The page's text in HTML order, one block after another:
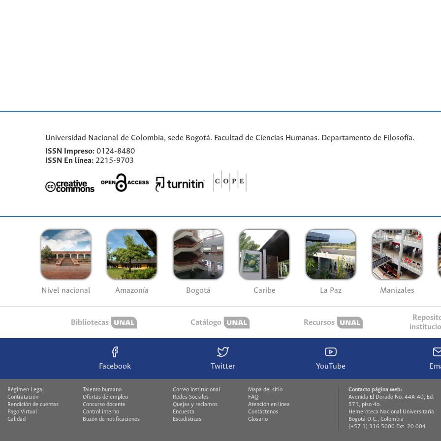
Universidad Nacional de Colombia, sede Bogotá. Facultad de Ciencias Humanas. Departamento de Filosofía.
ISSN Impreso: 0124-8480
ISSN En línea: 2215-9703
Nivel nacional Amazonía Bogotá Caribe La Paz Manizales
Bibliotecas Catálogo Recursos
Facebook Twitter YouTube
Régimen Legal
Talento humano
Contratación
Ofertas de empleo
Rendición de cuentas
Concurso docente
Pago Virtual
Control interno
Calidad
Buzón de notificaciones
Correo institucional
Mapa del sitio
Redes Sociales
FAQ
Quejas y reclamos
Atención en línea
Encuesta
Contáctenos
Estadísticas
Glosario
Contacto página web:
Avenida El Dorado No. 44A-40, Ed.
571, piso 4o.
Hemeroteca Nacional Universitaria
Bogotá D.C., Colombia
(+57 1) 316 5000 Ext. 20 004